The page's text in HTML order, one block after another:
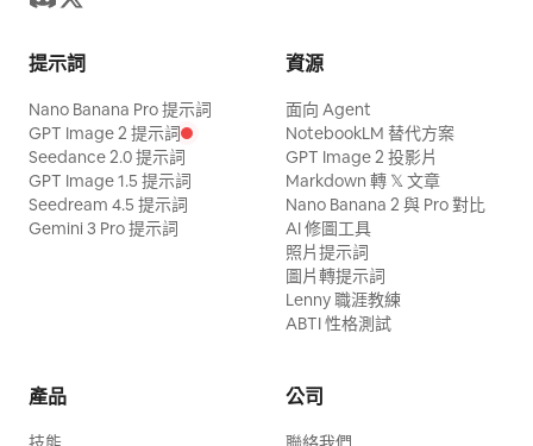
提示詞
Nano Banana Pro 提示詞
GPT Image 2 提示詞
Seedance 2.0 提示詞
GPT Image 1.5 提示詞
Seedream 4.5 提示詞
Gemini 3 Pro 提示詞
資源
面向 Agent
NotebookLM 替代方案
GPT Image 2 投影片
Markdown 轉 𝕏 文章
Nano Banana 2 與 Pro 對比
AI 修圖工具
照片提示詞
圖片轉提示詞
Lenny 職涯教練
ABTI 性格測試
產品 公司